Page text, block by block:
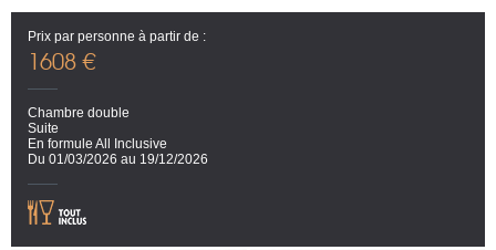
Prix par personne à partir de :
1608 €
Chambre double
Suite
En formule All Inclusive
Du 01/03/2026 au 19/12/2026